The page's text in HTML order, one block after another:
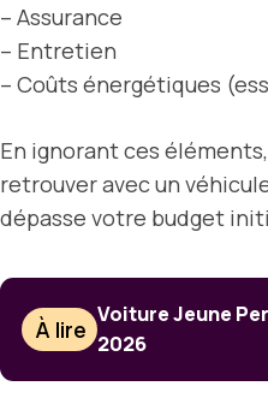
– Assurance
– Entretien
– Coûts énergétiques
En ignorant ces
retrouver avec un
dépasse votre budget
À lire
Voiture Jeune
2026